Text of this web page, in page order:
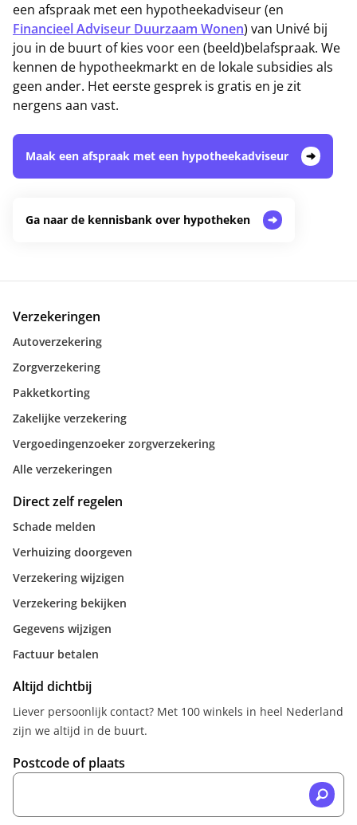
een afspraak met een hypotheekadviseur (en
Financieel Adviseur Duurzaam Wonen) van Univé bij
jou in de buurt of kies voor een (beeld)belafspraak. We
kennen de hypotheekmarkt en de lokale subsidies als
geen ander. Het eerste gesprek is gratis en je zit
nergens aan vast.
Maak een afspraak met een hypotheekadviseur
Ga naar de kennisbank over hypotheken
Verzekeringen
Autoverzekering
Zorgverzekering
Pakketkorting
Zakelijke verzekering
Vergoedingenzoeker zorgverzekering
Alle verzekeringen
Direct zelf regelen
Schade melden
Verhuizing doorgeven
Verzekering wijzigen
Verzekering bekijken
Gegevens wijzigen
Factuur betalen
Altijd dichtbij
Liever persoonlijk contact? Met 100 winkels in heel Nederland
zijn we altijd in de buurt.
Postcode of plaats